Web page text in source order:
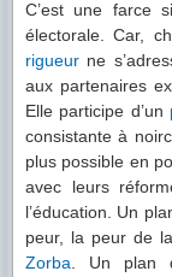
C’est une farce
électorale. Car,
rigueur ne
aux partenaires
Elle participe d’un
consistante à
plus possible en
avec leurs
l’éducation. Un
peur, la peur de
Zorba . Un plan